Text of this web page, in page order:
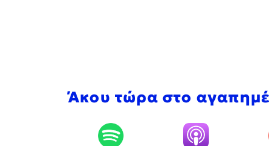
Άκου τώρα στο